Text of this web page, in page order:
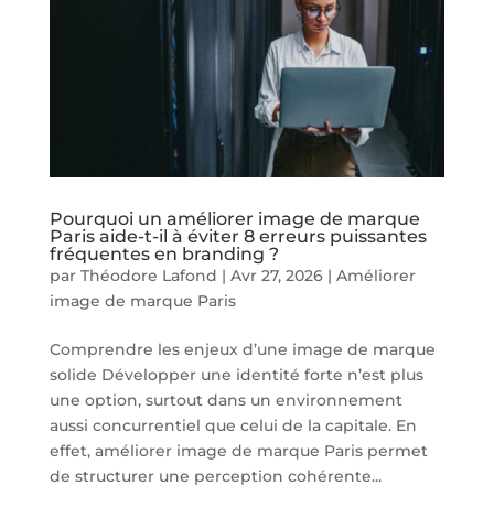
Pourquoi un améliorer image de marque
Paris aide-t-il à éviter 8 erreurs puissantes
fréquentes en branding ?
par Théodore Lafond | Avr 27, 2026| Améliorer
image de marque Paris
Comprendre les enjeux d’une image de marque
solide Développer une identité forte n’est plus
une option, surtout dans un environnement
aussi concurrentiel que celui de la capitale. En
effet, améliorer image de marque Paris permet
de structurer une perception cohérente...